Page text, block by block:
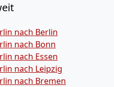
nach Berlin
nach Bonn
nach Essen
nach Leipzig
nach Bremen